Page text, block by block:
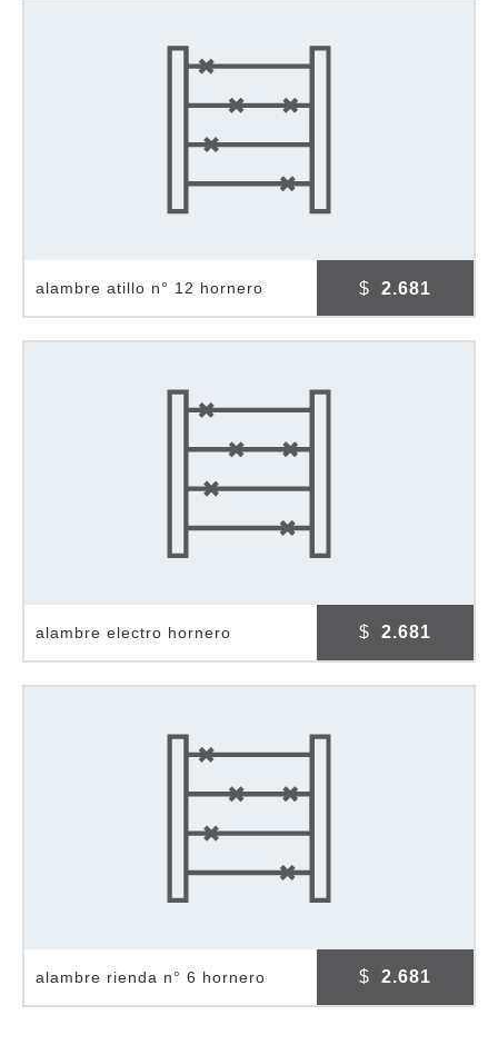
alambre atillo n° 12 hornero $ 2.681
alambre electro hornero $ 2.681
alambre rienda n° 6 hornero $ 2.681